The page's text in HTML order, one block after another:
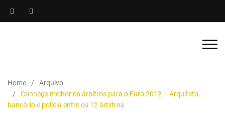
Home
Arquivo
Conheça melhor os árbitros para o Euro 2012 – Arquiteto,
bancário e polícia entre os 12 árbitros